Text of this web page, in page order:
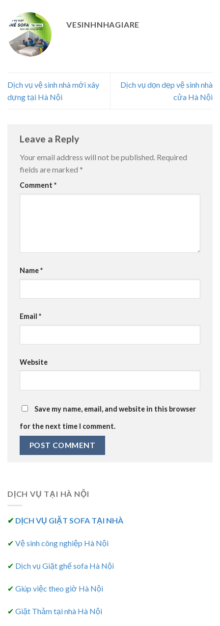
VESINHNHAGIARE
Dịch vụ vệ sinh nhà mới xây
dựng tại Hà Nội
Dịch vụ dọn dẹp vệ sinh nhà
cửa Hà Nội
Leave a Reply
Your email address will not be published. Required
fields are marked *
Comment *
Name*
Email *
Website
Save my name, email, and website in this browser
for the next time I comment.
DỊCH VỤ TẠI HÀ NỘI
✔ DỊCH VỤ GIẶT SOFA TẠI NHÀ
✔ Vệ sinh công nghiệp Hà Nội
✔ Dịch vụ Giặt ghế sofa Hà Nội
✔ Giúp việc theo giờ Hà Nội
✔ Giặt Thảm tại nhà Hà Nội